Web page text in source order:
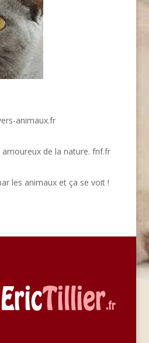
animaux.fr
de la nature. fnf.fr
les animaux et ça se voit !